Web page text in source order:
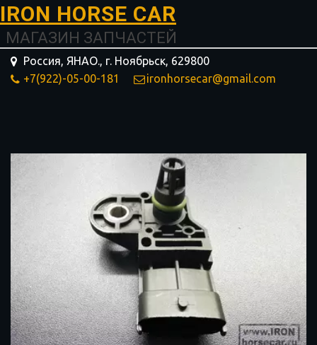
I­­RON HORSE ­­­­­­CAR
МАГАЗИН ЗАПЧАСТЕЙ
Россия, ЯНАО., г. Ноябрьск, 629800
+7(922)-05-00-181
ironhorsecar@gmail.com